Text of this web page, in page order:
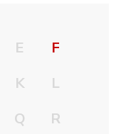
E
F
K
L
Q
R